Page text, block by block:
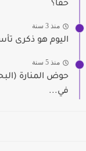
حقًا؟
منذ 3 سنة
اليوم هو ذكرى
منذ 5 سنة
حوض المنارة
في...